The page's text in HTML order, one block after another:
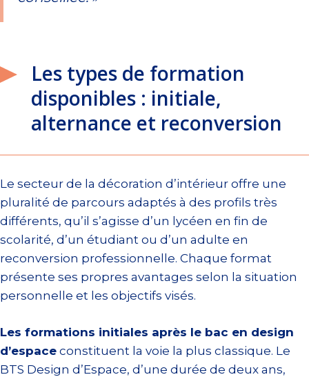
Les types de formation
disponibles : initiale,
alternance et reconversion
Le secteur de la décoration d’intérieur offre une
pluralité de parcours adaptés à des profils très
différents, qu’il s’agisse d’un lycéen en fin de
scolarité, d’un étudiant ou d’un adulte en
reconversion professionnelle. Chaque format
présente ses propres avantages selon la situation
personnelle et les objectifs visés.
Les formations initiales après le bac en design
d’espace constituent la voie la plus classique. Le
BTS Design d’Espace, d’une durée de deux ans,